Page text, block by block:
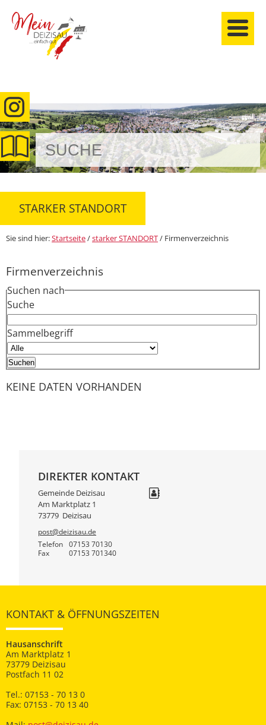
anmelden
STARKER STANDORT
Sie sind hier:Startseite/starker STANDORT/ Firmenverzeichnis
Firmenverzeichnis
Suchen nach
Suche
Sammelbegriff
KEINE DATEN VORHANDEN
DIREKTER KONTAKT
Gemeinde Deizisau
Am Marktplatz 1
73779 Deizisau
post@deizisau.de
Telefon
07153 70130
Fax 07153 701340
KONTAKT & ÖFFNUNGSZEITEN
Hausanschrift
Am Marktplatz 1
73779 Deizisau
Postfach 11 02
Tel.: 07153 - 70 13 0
Fax: 07153 - 70 13 40